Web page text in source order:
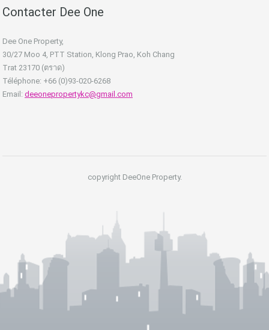
Contacter Dee One
Dee One Property,
30/27 Moo 4, PTT Station, Klong Prao, Koh Chang
Trat 23170 (ตราด)
Téléphone: +66 (0)93-020-6268
Email: deeonepropertykc@gmail.com
copyright DeeOne Property.